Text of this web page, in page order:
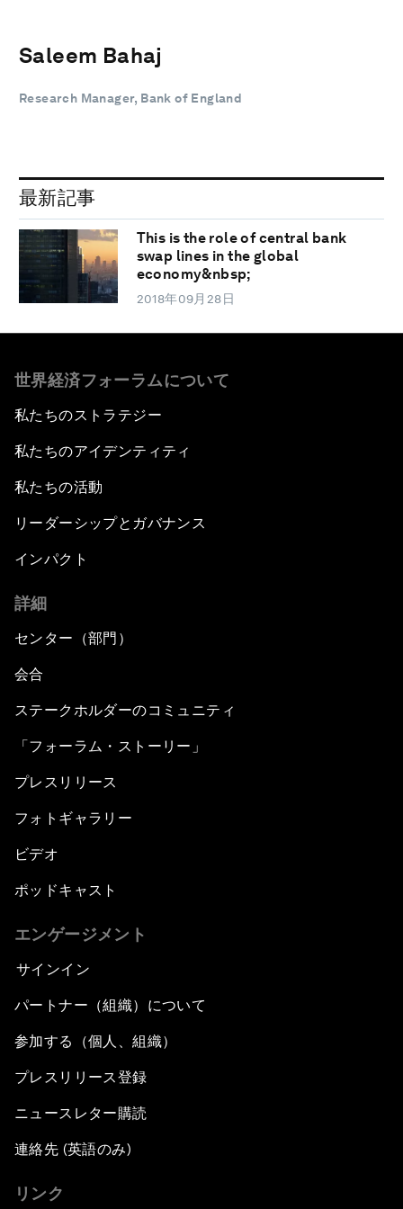
Saleem Bahaj
Research Manager, Bank of England
最新記事
This is the role of central bank
swap lines in the global
economy&nbsp;
2018年09月28日
世界経済フォーラムについて
私たちのストラテジー
私たちのアイデンティティ
私たちの活動
リーダーシップとガバナンス
インパクト
詳細
センター（部門）
会合
ステークホルダーのコミュニティ
「フォーラム・ストーリー」
プレスリリース
フォトギャラリー
ビデオ
ポッドキャスト
エンゲージメント
サインイン
パートナー（組織）について
参加する（個人、組織）
プレスリリース登録
ニュースレター購読
連絡先 (英語のみ)
リンク